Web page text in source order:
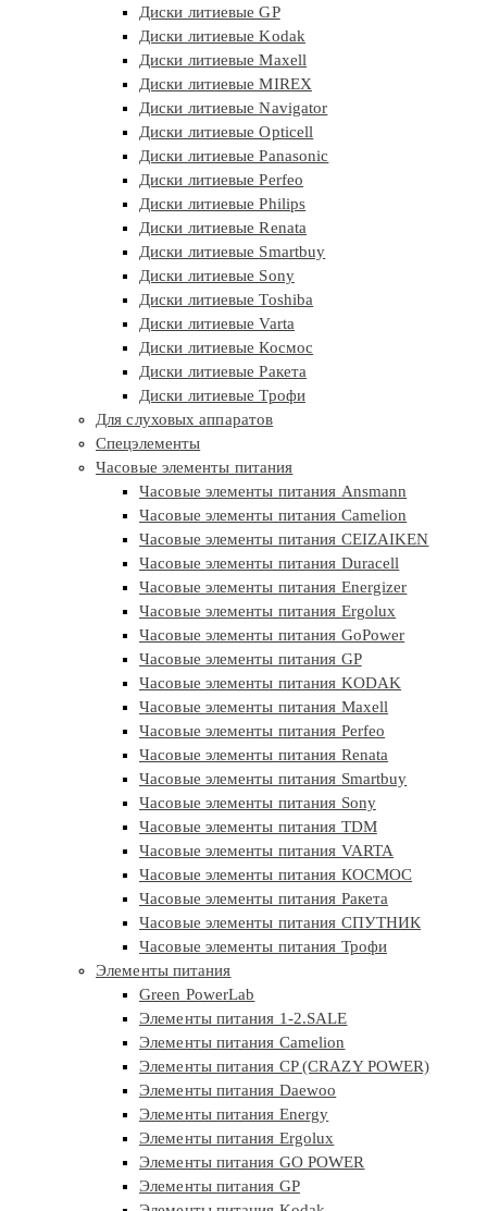
Диски литиевые GP
Диски литиевые Kodak
Диски литиевые Maxell
Диски литиевые MIREX
Диски литиевые Navigator
Диски литиевые Opticell
Диски литиевые Panasonic
Диски литиевые Perfeo
Диски литиевые Philips
Диски литиевые Renata
Диски литиевые Smartbuy
Диски литиевые Sony
Диски литиевые Toshiba
Диски литиевые Varta
Диски литиевые Космос
Диски литиевые Ракета
Диски литиевые Трофи
Для слуховых аппаратов
Спецэлементы
Часовые элементы питания
Часовые элементы питания Ansmann
Часовые элементы питания Camelion
Часовые элементы питания CEIZAIKEN
Часовые элементы питания Duracell
Часовые элементы питания Energizer
Часовые элементы питания Ergolux
Часовые элементы питания GoPower
Часовые элементы питания GP
Часовые элементы питания KODAK
Часовые элементы питания Maxell
Часовые элементы питания Perfeo
Часовые элементы питания Renata
Часовые элементы питания Smartbuy
Часовые элементы питания Sony
Часовые элементы питания TDM
Часовые элементы питания VARTA
Часовые элементы питания КОСМОС
Часовые элементы питания Ракета
Часовые элементы питания СПУТНИК
Часовые элементы питания Трофи
Элементы питания
Green PowerLab
Элементы питания 1-2.SALE
Элементы питания Camelion
Элементы питания CP (CRAZY POWER)
Элементы питания Daewoo
Элементы питания Energy
Элементы питания Ergolux
Элементы питания GO POWER
Элементы питания GP